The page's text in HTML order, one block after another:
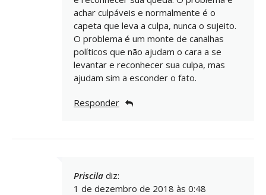
achar culpáveis e normalmente é o
capeta que leva a culpa, nunca o sujeito.
O problema é um monte de canalhas
políticos que não ajudam o cara a se
levantar e reconhecer sua culpa, mas
ajudam sim a esconder o fato.
Responder
Priscila diz:
1 de dezembro de 2018 às 0:48